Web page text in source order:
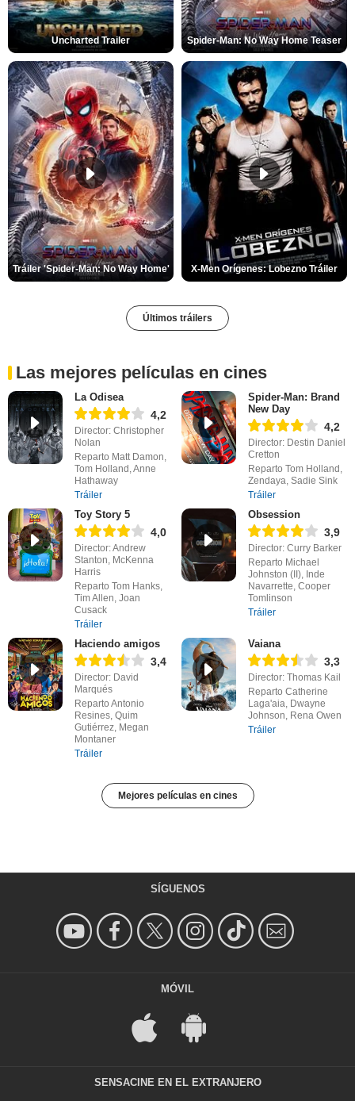
Uncharted Trailer Spider-Man: No Way Home Teaser
Tráiler 'Spider-Man: No Way Home' X-Men Orígenes: Lobezno Tráiler
Últimos tráilers
Las mejores películas en cines
La Odisea
4,2
Director: Christopher
Nolan
Reparto Matt Damon,
Tom Holland, Anne
Hathaway
Tráiler
Spider-Man: Brand
New Day
4,2
Director: Destin Daniel
Cretton
Reparto Tom Holland,
Zendaya, Sadie Sink
Tráiler
Toy Story 5
4,0
Director: Andrew
Stanton, McKenna
Harris
Reparto Tom Hanks,
Tim Allen, Joan
Cusack
Tráiler
Obsession
3,9
Director: Curry Barker
Reparto Michael
Johnston (II), Inde
Navarrette, Cooper
Tomlinson
Tráiler
Haciendo amigos
3,4
Director: David
Marqués
Reparto Antonio
Resines, Quim
Gutiérrez, Megan
Montaner
Tráiler
Vaiana
3,3
Director: Thomas Kail
Reparto Catherine
Laga'aia, Dwayne
Johnson, Rena Owen
Tráiler
Mejores películas en cines
SÍGUENOS
MÓVIL
SENSACINE EN EL EXTRANJERO